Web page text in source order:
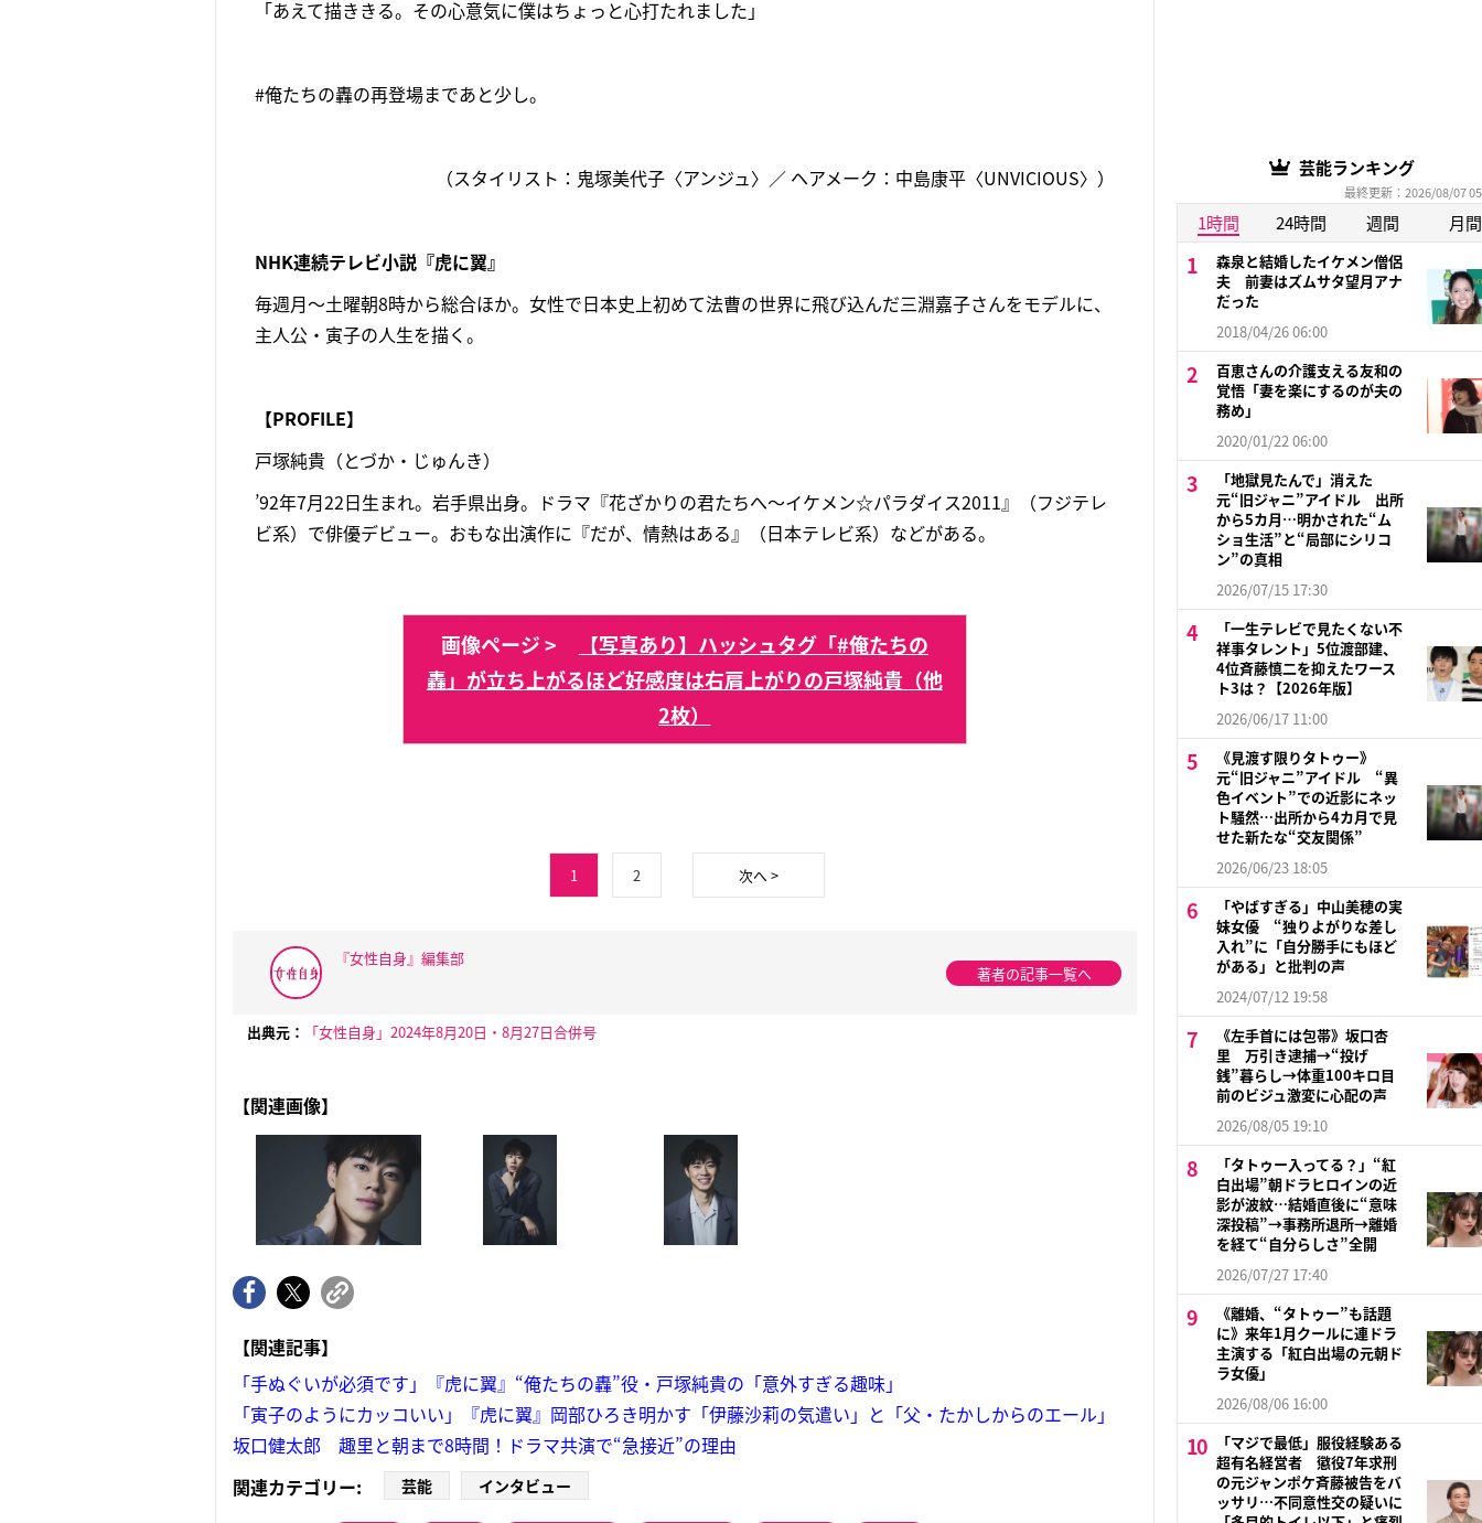
「あえて描ききる。その心意気に僕はちょっと心打たれました」
#俺たちの轟の再登場まであと少し。
（スタイリスト：鬼塚美代子〈アンジュ〉／ ヘアメーク：中島康平〈UNVICIOUS〉）
NHK連続テレビ小説『虎に翼』
毎週月～土曜朝8時から総合ほか。女性で日本史上初めて法曹の世界に飛び込んだ三淵嘉子さんをモデルに、
主人公・寅子の人生を描く。
【PROFILE】
戸塚純貴（とづか・じゅんき）
’92年7月22日生まれ。岩手県出身。ドラマ『花ざかりの君たちへ～イケメン☆パラダイス2011』（フジテレ
ビ系）で俳優デビュー。おもな出演作に『だが、情熱はある』（日本テレビ系）などがある。
画像ページ >
【写真あり】ハッシュタグ「#俺たちの
轟」が立ち上がるほど好感度は右肩上がりの戸塚純貴（他
2枚）
1 2 次へ >
『女性自身』編集部
著者の記事一覧へ
出典元： 「女性自身」2024年8月20日・8月27日合併号
【関連画像】
【関連記事】
「手ぬぐいが必須です」『虎に翼』“俺たちの轟”役・戸塚純貴の「意外すぎる趣味」
「寅子のようにカッコいい」『虎に翼』岡部ひろき明かす「伊藤沙莉の気遣い」と「父・たかしからのエール」
坂口健太郎 趣里と朝まで8時間！ドラマ共演で“急接近”の理由
関連カテゴリー:
芸能 インタビュー
芸能ランキング
最終更新：2026/08/07
1時間 24時間 週間 月間
森泉と結婚したイケメン僧侶
夫 前妻はズムサタ望月アナ
だった
2018/04/26 06:00
百恵さんの介護支える友和の
覚悟「妻を楽にするのが夫の
務め」
2020/01/22 06:00
「地獄見たんで」消えた
元“旧ジャニ”アイドル 出所
から5カ月…明かされた“ム
ショ生活”と“局部にシリコ
ン”の真相
2026/07/15 17:30
「一生テレビで見たくない不
祥事タレント」5位渡部建、
4位斉藤慎二を抑えたワース
ト3は？【2026年版】
2026/06/17 11:00
《見渡す限りタトゥー》
元“旧ジャニ”アイドル “異
色イベント”での近影にネッ
ト騒然…出所から4カ月で見
せた新たな“交友関係”
2026/06/23 18:05
「やばすぎる」中山美穂の実
妹女優 “独りよがりな差し
入れ”に「自分勝手にもほど
がある」と批判の声
2024/07/12 19:58
《左手首には包帯》坂口杏
里 万引き逮捕→“投げ
銭”暮らし→体重100キロ目
前のビジュ激変に心配の声
2026/08/05 19:10
「タトゥー入ってる？」“紅
白出場”朝ドラヒロインの近
影が波紋…結婚直後に“意味
深投稿”→事務所退所→離婚
を経て“自分らしさ”全開
2026/07/27 17:40
《離婚、“タトゥー”も話題
に》来年1月クールに連ドラ
主演する「紅白出場の元朝ド
ラ女優」
2026/08/06 16:00
「マジで最低」服役経験ある
超有名経営者 懲役7年求刑
の元ジャンポケ斉藤被告をバ
ッサリ…不同意性交の疑いに